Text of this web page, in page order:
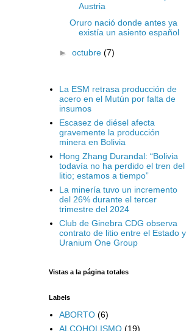
Austria
Oruro nació donde antes ya
existía un asiento español
►octubre(7)
La ESM retrasa producción de
acero en el Mutún por falta de
insumos
Escasez de diésel afecta
gravemente la producción
minera en Bolivia
Hong Zhang Durandal: “Bolivia
todavía no ha perdido el tren del
litio; estamos a tiempo”
La minería tuvo un incremento
del 26% durante el tercer
trimestre del 2024
Club de Ginebra CDG observa
contrato de litio entre el Estado y
Uranium One Group
Vistas a la página totales
Labels
ABORTO (6)
ALCOHOLISMO (19)